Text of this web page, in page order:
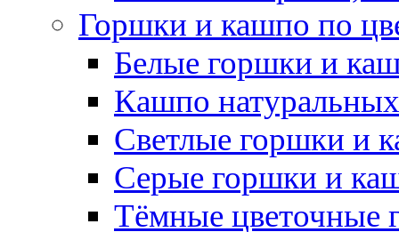
Горшки и кашпо по
Белые горшки и
Кашпо
Светлые горшки и
Серые горшки и
Тёмные цветочные